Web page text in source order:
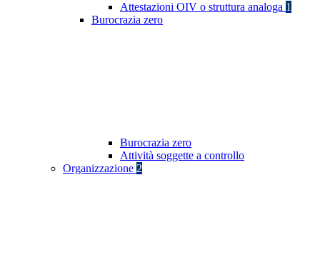
Attestazioni OIV o struttura analoga 1
Burocrazia zero
Burocrazia zero
Attività soggette a controllo
Organizzazione 2